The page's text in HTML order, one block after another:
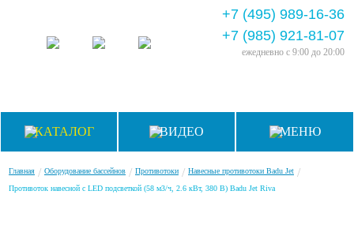
+7 (495) 989-16-36
+7 (985) 921-81-07
ежедневно с 9:00 до 20:00
КАТАЛОГ ВИДЕО МЕНЮ
Главная / Оборудование бассейнов / Противотоки / Навесные противотоки Badu Jet /
Противоток навесной с LED подсветкой (58 м3/ч, 2.6 кВт, 380 B) Badu Jet Riva